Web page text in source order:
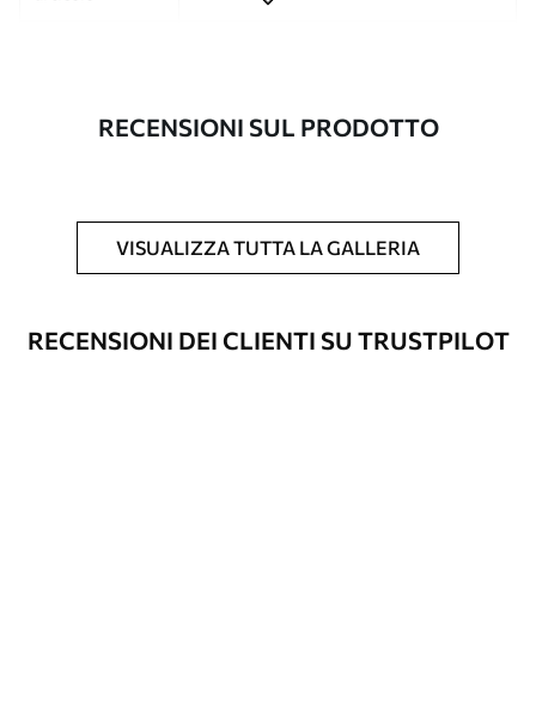
Pulizia
La carta da parati può essere pulita
Le carte da parati con finitura a vernice
possono essere pulite con acqua.
RECENSIONI SUL PRODOTTO
VISUALIZZA TUTTA LA GALLERIA
RECENSIONI DEI CLIENTI SU TRUSTPILOT